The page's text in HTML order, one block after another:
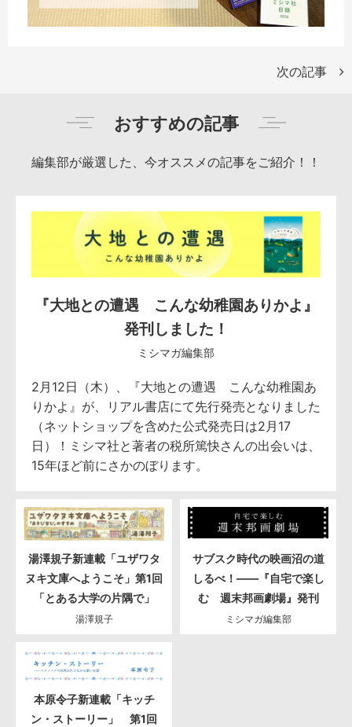
次の記事
おすすめの記事
編集部が厳選した、今オススメの記事をご紹介！！
『大地との遭遇 こんな幼稚園ありかよ』
発刊しました！
ミシマガ編集部
2月12日（木）、『大地との遭遇 こんな幼稚園あ
りかよ』が、リアル書店にて先行発売となりました
（ネットショップを含めた公式発売日は2月17
日）！ミシマ社と著者の税所篤快さんの出会いは、
15年ほど前にさかのぼります。
湯澤規子新連載「ユザワタ
ヌキ文庫へようこそ」第1回
「とある大学の片隅で」
湯澤規子
サブスク時代の映画沼の道
しるべ！――『自宅で楽し
む 週末邦画劇場』発刊
ミシマガ編集部
本原令子新連載「キッチ
ン・ストーリー」 第1回